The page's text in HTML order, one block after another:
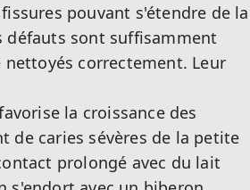
pouvant s'étendre de la
défauts sont suffisamment
correctement. Leur
la croissance des
de caries sévères de la petite
prolongé avec du lait